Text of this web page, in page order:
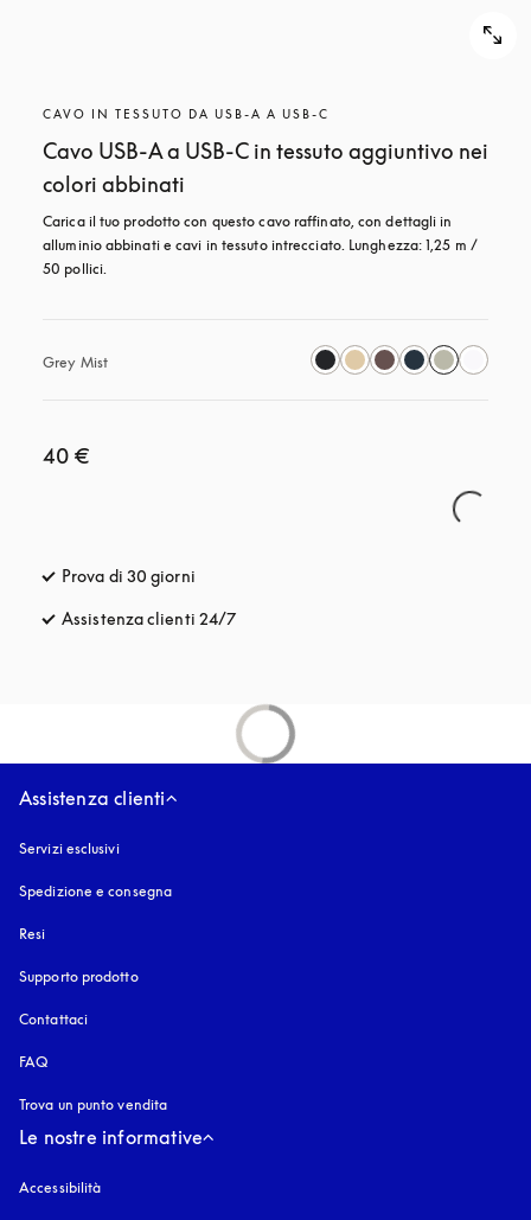
CAVO IN TESSUTO DA USB-A A USB-C
Cavo USB-A a USB-C in tessuto aggiuntivo nei
colori abbinati
Carica il tuo prodotto con questo cavo raffinato, con dettagli in
alluminio abbinati e cavi in tessuto intrecciato. Lunghezza: 1,25 m /
50 pollici.
Grey Mist
40 €
Prova di 30 giorni
Assistenza clienti 24/7
Assistenza clienti
Servizi esclusivi
Spedizione e consegna
Resi
Supporto prodotto
Contattaci
FAQ
Trova un punto vendita
Le nostre informative
Accessibilità